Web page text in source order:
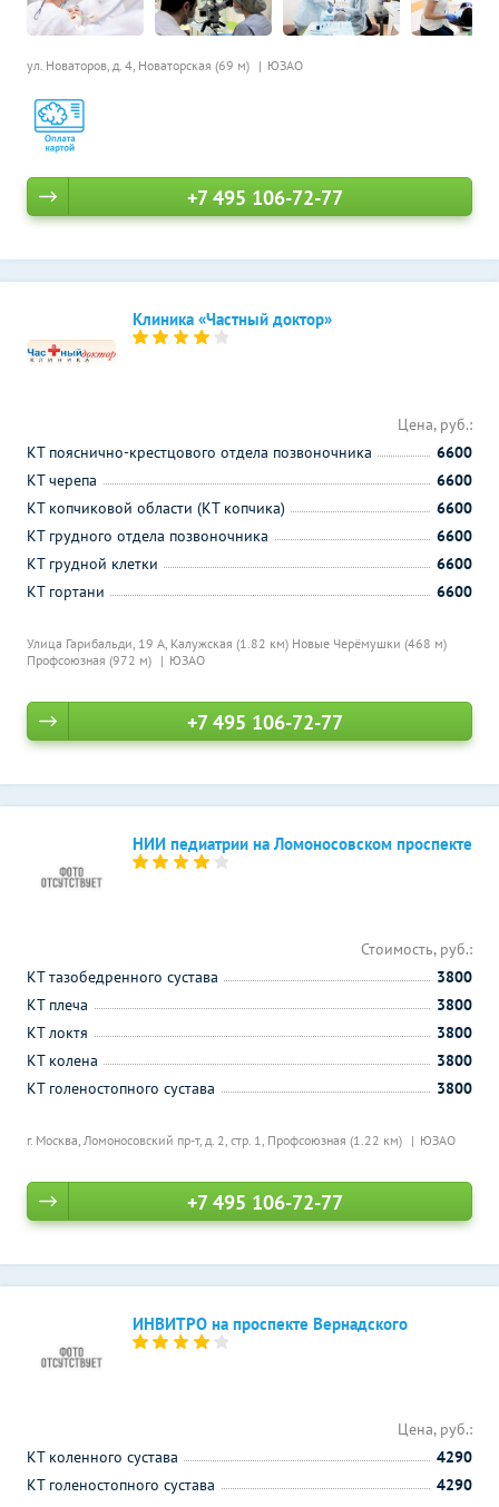
ул. Новаторов, д. 4, Новаторская (69 м) ЮЗАО
+7 495 106-72-77
Клиника «Частный доктор»
Улица Гарибальди, 19 А, Калужская (1.82 км) Новые Черёмушки (468 м)
Профсоюзная (972 м)
ЮЗАО
Цена, руб.:
КТ пояснично-крестцового отдела позвоночника
6600
КТ черепа
6600
КТ копчиковой области (КТ копчика)
6600
КТ грудного отдела позвоночника
6600
КТ грудной клетки
6600
КТ гортани
6600
+7 495 106-72-77
НИИ педиатрии на Ломоносовском проспекте
г. Москва, Ломоносовский пр-т, д. 2, стр. 1, Профсоюзная (1.22 км) ЮЗАО
Стоимость, руб.:
КТ тазобедренного сустава
3800
КТ плеча
3800
КТ локтя
3800
КТ колена
3800
КТ голеностопного сустава
3800
+7 495 106-72-77
ИНВИТРО на проспекте Вернадского
Цена, руб.:
КТ коленного сустава
4290
КТ голеностопного сустава
4290